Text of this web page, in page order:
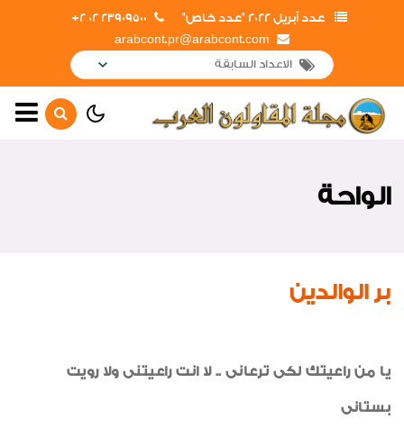
عدد أبريل 2022 "عدد خاص"
23909500 02 2+
arabcont.pr@arabcont.com
الواحة
بر الوالدين
يا من راعيتك لكى ترعانى .. لا انت راعيتنى ولا رويت
بستانى